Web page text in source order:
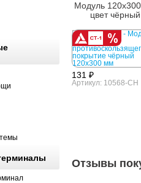
Модуль
цвет чёрный
131 ₽
Артикул: 10568-CH
Отзывы